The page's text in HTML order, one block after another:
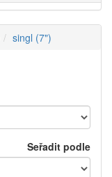
singl (7")
Seřadit podle